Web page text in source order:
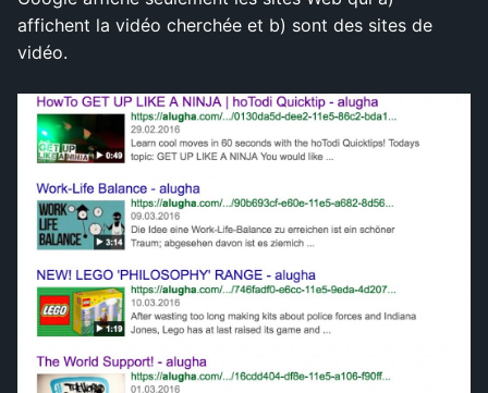
affichent la vidéo cherchée et b) sont des sites de
vidéo.